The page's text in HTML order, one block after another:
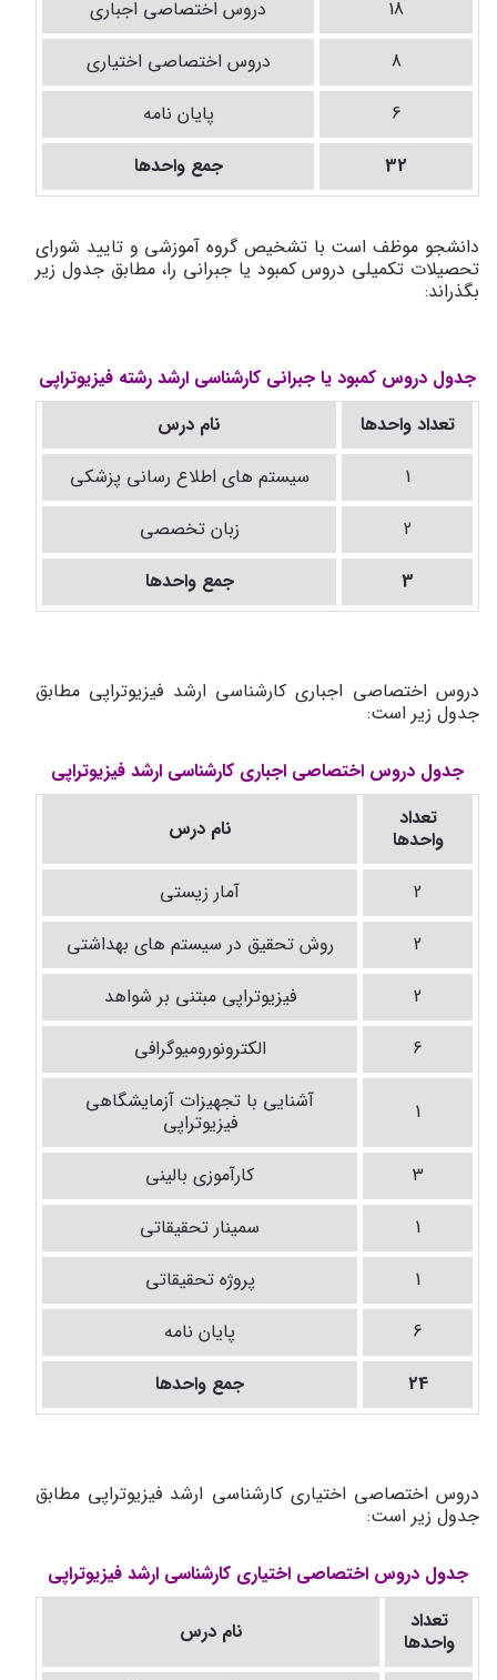
18
دروس اختصاصی اجباری
8
دروس اختصاصی اختیاری
6
پایان نامه
32
جمع واحدها
دانشجو موظف است با تشخیص گروه آموزشی و تایید شورای
تحصیلات تکمیلی دروس کمبود یا جبرانی را، مطابق جدول زیر
بگذراند:
جدول دروس کمبود یا جبرانی کارشناسی ارشد رشته فیزیوتراپی
تعداد واحدها
نام درس
1
سیستم های اطلاع رسانی پزشکی
2
زبان تخصصی
3
جمع واحدها
دروس اختصاصی اجباری کارشناسی ارشد فیزیوتراپی مطابق
جدول زیر است:
جدول دروس اختصاصی اجباری کارشناسی ارشد فیزیوتراپی
تعداد
واحدها
نام درس
2
آمار زیستی
2
روش تحقیق در سیستم های بهداشتی
2
فیزیوتراپی مبتنی بر شواهد
6
الکترونورومیوگرافی
1
آشنایی با تجهیزات آزمایشگاهی
فیزیوتراپی
3
کارآموزی بالینی
1
سمینار تحقیقاتی
1
پروژه تحقیقاتی
6
پایان نامه
24
جمع واحدها
دروس اختصاصی اختیاری کارشناسی ارشد فیزیوتراپی مطابق
جدول زیر است:
جدول دروس اختصاصی اختیاری کارشناسی ارشد فیزیوتراپی
تعداد
واحدها
نام درس